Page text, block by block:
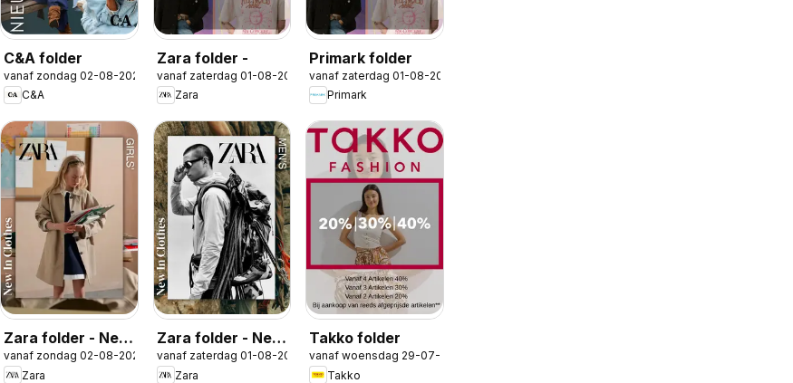
C&A folder
vanaf zondag 02-08-2026
C&A
Zara folder -
vanaf zaterdag 01-08-2026
Zara
Primark folder
vanaf zaterdag 01-08-2026
Primark
Zara folder - New
in Girls
vanaf zondag 02-08-2026
Zara
Zara folder - New
in Men
vanaf zaterdag 01-08-2026
Zara
Takko folder
vanaf woensdag 29-07-2026
Takko